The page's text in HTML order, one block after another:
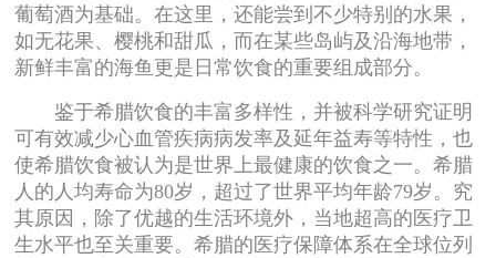
葡萄酒为基础。在这里，还能尝到不少特别的水果，
如无花果、樱桃和甜瓜，而在某些岛屿及沿海地带，
新鲜丰富的海鱼更是日常饮食的重要组成部分。
鉴于希腊饮食的丰富多样性，并被科学研究证明
可有效减少心血管疾病病发率及延年益寿等特性，也
使希腊饮食被认为是世界上最健康的饮食之一。希腊
人的人均寿命为80岁，超过了世界平均年龄79岁。究
其原因，除了优越的生活环境外，当地超高的医疗卫
生水平也至关重要。希腊的医疗保障体系在全球位列